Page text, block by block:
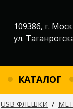
109386, г.
ул.
КАТАЛОГ
USB ФЛЕШКИ /